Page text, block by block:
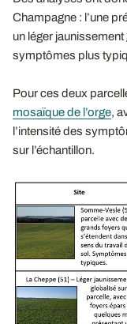
Champagne : l’une
un léger
symptômes plus
Pour ces deux
mosaïque de l’orge,
l’intensité des
sur l’échantillon.